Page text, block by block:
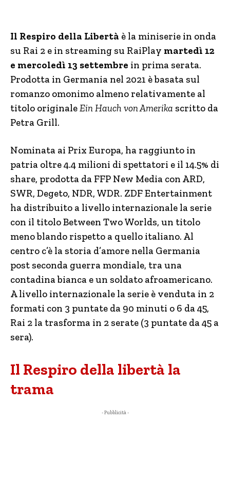
Il Respiro della Libertà è la miniserie in onda
su Rai 2 e in streaming su RaiPlay martedì 12
e mercoledì 13 settembre in prima serata.
Prodotta in Germania nel 2021 è basata sul
romanzo omonimo almeno relativamente al
titolo originaleEin Hauch von Amerika scritto da
Petra Grill.
Nominata ai Prix Europa, ha raggiunto in
patria oltre 4.4 milioni di spettatori e il 14.5% di
share, prodotta da FFP New Media con ARD,
SWR, Degeto, NDR, WDR. ZDF Entertainment
ha distribuito a livello internazionale la serie
con il titolo Between Two Worlds, un titolo
meno blando rispetto a quello italiano. Al
centro c’è la storia d’amore nella Germania
post seconda guerra mondiale, tra una
contadina bianca e un soldato afroamericano.
A livello internazionale la serie è venduta in 2
formati con 3 puntate da 90 minuti o 6 da 45,
Rai 2 la trasforma in 2 serate (3 puntate da 45 a
sera).
Il Respiro della libertà la
trama
- Pubblicità -